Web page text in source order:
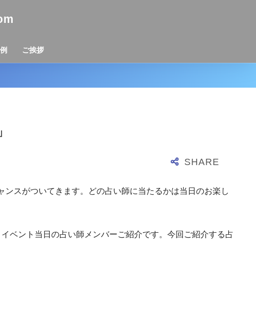
ご挨拶
スがついてきます。どの占い師に当たるかは当日のお楽し
ベント当日の占い師メンバーご紹介です。今回ご紹介する占